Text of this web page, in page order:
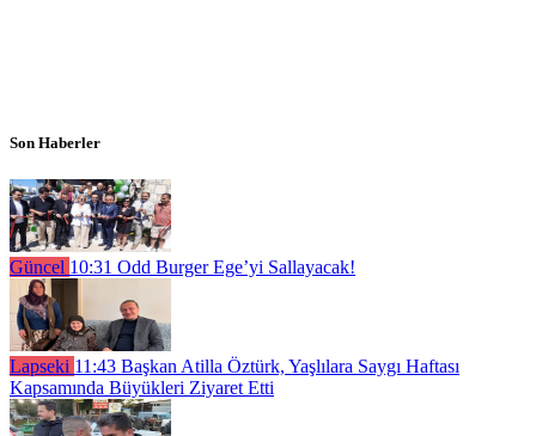
Son Haberler
Güncel 10:31 Odd Burger Ege’yi Sallayacak!
Lapseki 11:43 Başkan Atilla Öztürk, Yaşlılara Saygı Haftası
Kapsamında Büyükleri Ziyaret Etti